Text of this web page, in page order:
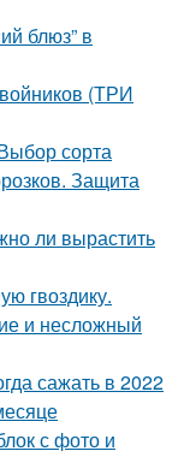
блюз” в
(ТРИ
сорта
Защита
ли вырастить
гвоздику.
и несложный
сажать в 2022
с фото и